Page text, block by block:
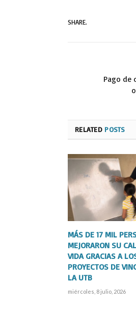
SHARE.
Pago de
RELATED POSTS
MÁS DE 17 MIL
MEJORARON SU
VIDA GRACIAS A
PROYECTOS DE
LA UTB
miércoles, 8 julio, 2026